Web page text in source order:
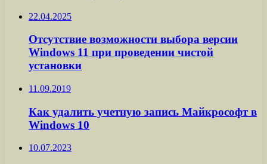
22.04.2025
Отсутствие возможности выбора версии
Windows 11 при проведении чистой
установки
11.09.2019
Как удалить учетную запись Майкрософт в
Windows 10
10.07.2023